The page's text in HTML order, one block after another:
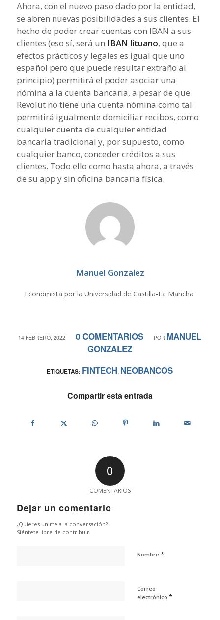
Ahora, con el nuevo paso dado por la entidad,
se abren nuevas posibilidades a sus clientes. El
hecho de poder crear cuentas con IBAN a sus
clientes (eso sí, será un IBAN lituano, que a
efectos prácticos y legales es igual que uno
español pero que puede resultar extraño al
principio) permitirá el poder asociar una
nómina a la cuenta bancaria, a pesar de que
Revolut no tiene una cuenta nómina como tal;
permitirá igualmente domiciliar recibos, como
cualquier cuenta de cualquier entidad
bancaria tradicional y, por supuesto, como
cualquier banco, conceder créditos a sus
clientes. Todo ello como hasta ahora, a través
de su app y sin oficina bancaria física.
Manuel Gonzalez
Economista por la Universidad de Castilla-La Mancha.
14 FEBRERO, 2022
/ 0 COMENTARIOS
/ POR MANUEL
GONZALEZ
ETIQUETAS: FINTECH, NEOBANCOS
Compartir esta entrada
0
COMENTARIOS
Dejar un comentario
¿Quieres unirte a la conversación?
Siéntete libre de contribuir!
Nombre *
Correo
electrónico *